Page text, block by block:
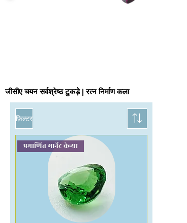
जीसीए चयन सर्वश्रेष्ठ टुकड़े | रत्न निर्माण कला
फ़िल्टर
प्रमाणित गार्नेट केन्या